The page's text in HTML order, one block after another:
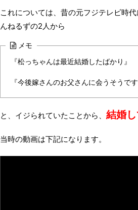
これについては、昔の元フジテレビ時
んねるずの2人から
メモ
『松っちゃんは最近結婚したばかり』
『今後嫁さんのお父さんに会うそうです
と、イジられていたことから、 結婚
当時の動画は下記になります。